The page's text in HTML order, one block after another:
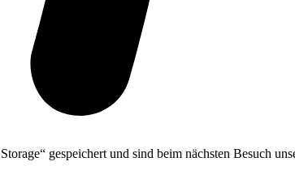
gespeichert und sind beim nächsten Besuch